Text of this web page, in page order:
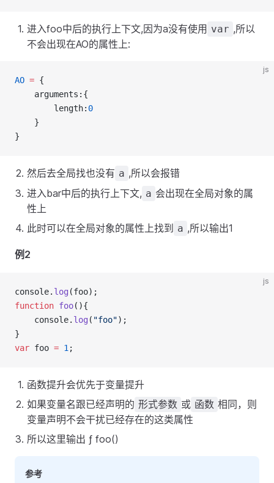
进入foo中后的执行上下文,因为a没有使用 var ,所以
不会出现在AO的属性上:
js
AO = {
    arguments:{
        length:
0
    }
}
然后去全局找也没有 a ,所以会报错
进入bar中后的执行上下文, a 会出现在全局对象的属
性上
此时可以在全局对象的属性上找到 a ,所以输出1
例2
js
console. log (foo);
function foo(){
    console.
log ( "foo");
}
var foo = 1 ;
函数提升会优先于变量提升
如果变量名跟已经声明的 形式参数 或 函数 相同，则
变量声明不会干扰已经存在的这类属性
所以这里输出 ƒ foo()
参考